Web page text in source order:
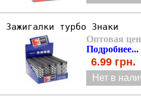
Зажигалки турбо Знаки
Оптовая
Подробнее...
6.99 грн.
Нет в